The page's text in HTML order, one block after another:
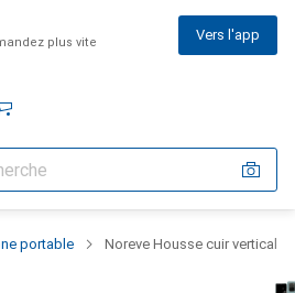
plus vite Vers l'app
portable Noreve Housse cuir vertical